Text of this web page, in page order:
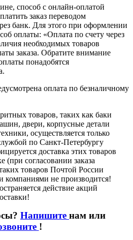
способ с онлайн-оплатой
заказ переводом
банк. Для этого при оформлении
оплаты: «Оплата по счету через
необходимых товаров
заказа. Обратите внимание
понадобятся
оплата по безналичному
товаров, таких как баки
двери, корпусные детали
осуществляется только
по Санкт-Петербургу
доставка этих товаров
(при согласовании заказа
товаров Почтой России
компаниями не производится!
действие акций
Напишите нам или
!